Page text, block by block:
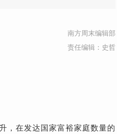
南方周末编辑部
责任编辑：史哲
，在发达国家富裕家庭数量的